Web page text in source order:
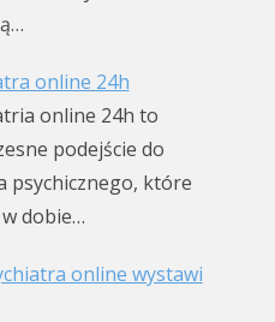
online 24h
online 24h to
podejście do
psychicznego, które
dobie…
online wystawi